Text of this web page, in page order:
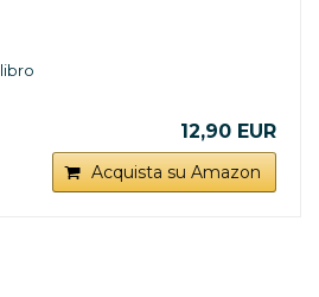
12,90 EUR
Acquista su Amazon